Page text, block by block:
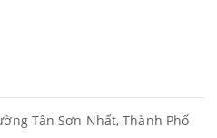
Tân Sơn Nhất, Thành Phố